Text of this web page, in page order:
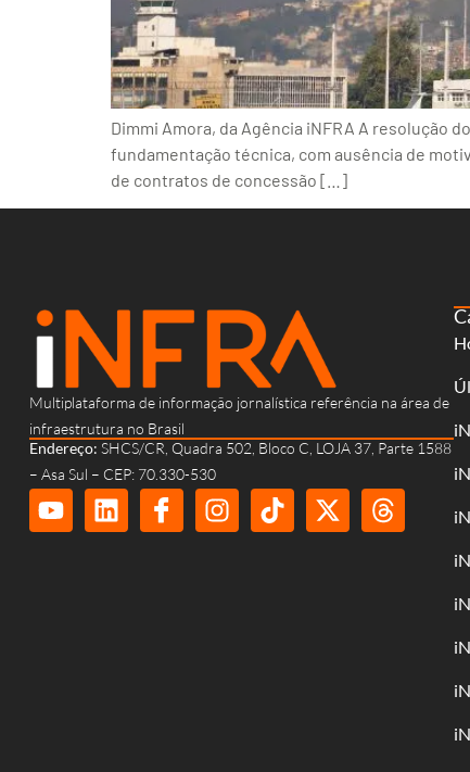
Dimmi Amora, da Agência iNFRA A resolução
fundamentação técnica, com ausência de
de contratos de concessão […]
Multiplataforma de informação jornalística referência na área de
infraestrutura no Brasil
Endereço: SHCS/CR, Quadra 502, Bloco C, LOJA 37, Parte 1588
– Asa Sul – CEP: 70.330-530